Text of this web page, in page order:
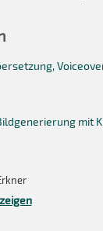
mit